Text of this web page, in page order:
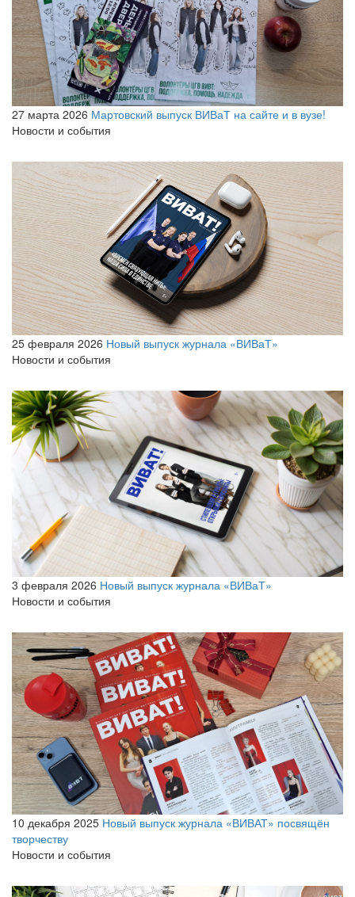
27 марта 2026 Мартовский выпуск ВИВаТ на сайте и в вузе!
Новости и события
25 февраля 2026 Новый выпуск журнала «ВИВаТ»
Новости и события
3 февраля 2026 Новый выпуск журнала «ВИВаТ»
Новости и события
10 декабря 2025 Новый выпуск журнала «ВИВАТ» посвящён
творчеству
Новости и события